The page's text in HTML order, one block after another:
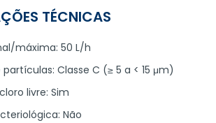
TÉCNICAS
máxima: 50 L/h
Classe C (≥ 5 a < 15 μm)
livre: Sim
Não